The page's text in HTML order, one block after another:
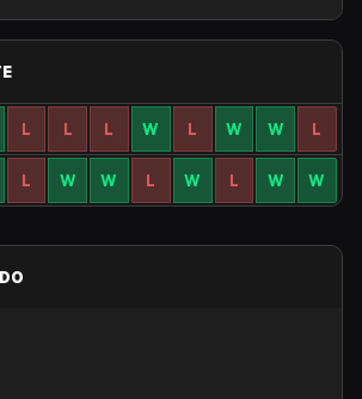
L L L W L W W L
L W W L W L W W